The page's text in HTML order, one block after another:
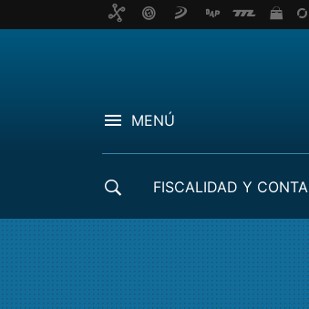
MENÚ
FISCALIDAD Y